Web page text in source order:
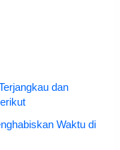
dan
Waktu di